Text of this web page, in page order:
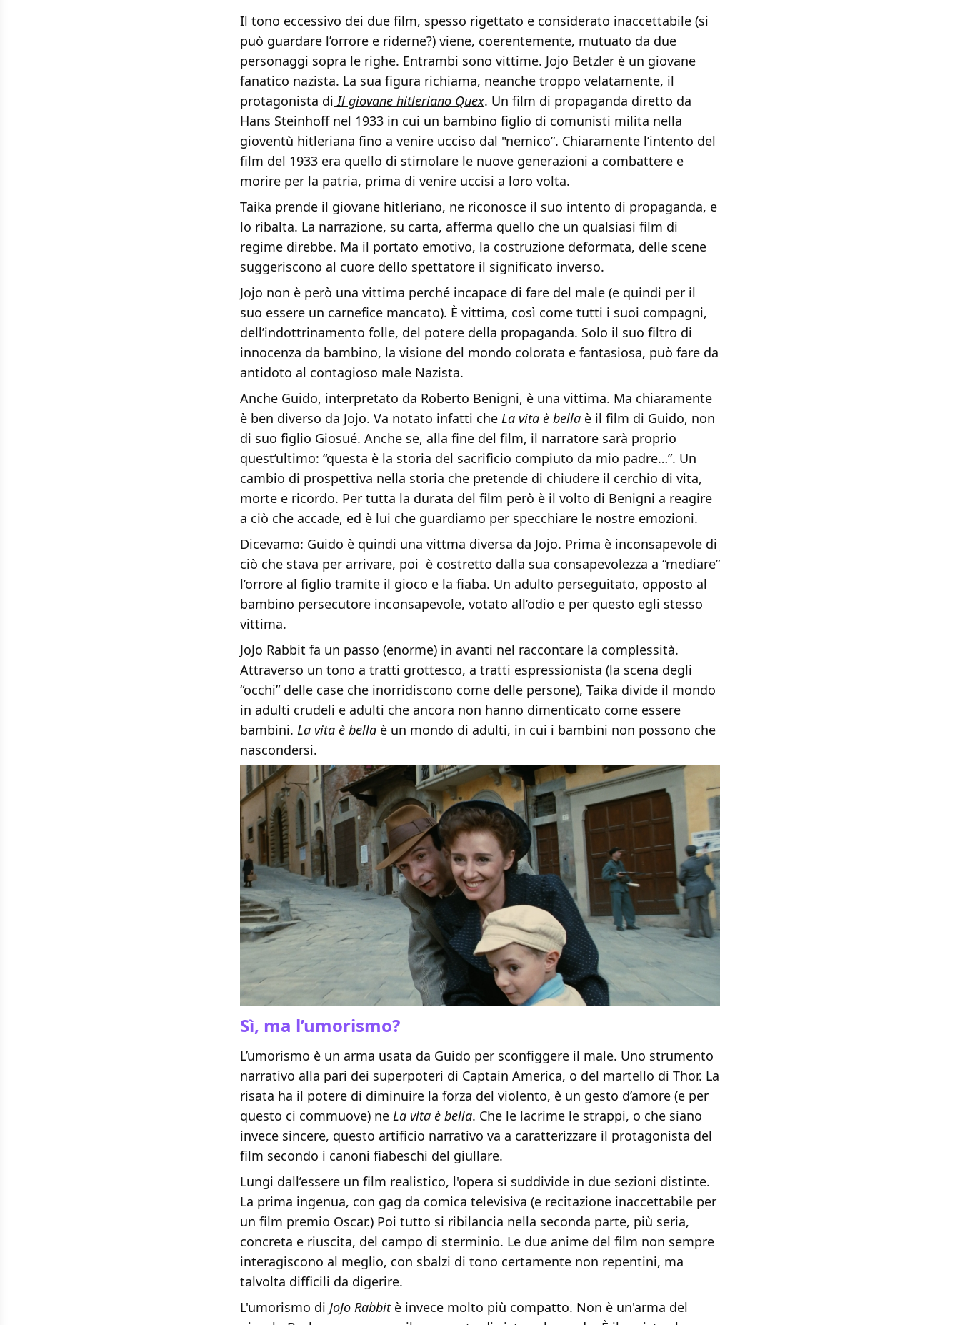
Il tono eccessivo dei due film, spesso rigettato e considerato inaccettabile (si
può guardare l’orrore e riderne?) viene, coerentemente, mutuato da due
personaggi sopra le righe. Entrambi sono vittime. Jojo Betzler è un giovane
fanatico nazista. La sua figura richiama, neanche troppo velatamente, il
protagonista di Il giovane hitleriano Quex. Un film di propaganda diretto da
Hans Steinhoff nel 1933 in cui un bambino figlio di comunisti milita nella
gioventù hitleriana fino a venire ucciso dal "nemico”. Chiaramente l’intento del
film del 1933 era quello di stimolare le nuove generazioni a combattere e
morire per la patria, prima di venire uccisi a loro volta.
Taika prende il giovane hitleriano, ne riconosce il suo intento di propaganda, e
lo ribalta. La narrazione, su carta, afferma quello che un qualsiasi film di
regime direbbe. Ma il portato emotivo, la costruzione deformata, delle scene
suggeriscono al cuore dello spettatore il significato inverso.
Jojo non è però una vittima perché incapace di fare del male (e quindi per il
suo essere un carnefice mancato). È vittima, così come tutti i suoi compagni,
dell’indottrinamento folle, del potere della propaganda. Solo il suo filtro di
innocenza da bambino, la visione del mondo colorata e fantasiosa, può fare da
antidoto al contagioso male Nazista.
Anche Guido, interpretato da Roberto Benigni, è una vittima. Ma chiaramente
è ben diverso da Jojo. Va notato infatti che La vita è bella è il film di Guido, non
di suo figlio Giosué. Anche se, alla fine del film, il narratore sarà proprio
quest’ultimo: “questa è la storia del sacrificio compiuto da mio padre…”. Un
cambio di prospettiva nella storia che pretende di chiudere il cerchio di vita,
morte e ricordo. Per tutta la durata del film però è il volto di Benigni a reagire
a ciò che accade, ed è lui che guardiamo per specchiare le nostre emozioni.
Dicevamo: Guido è quindi una vittma diversa da Jojo. Prima è inconsapevole di
ciò che stava per arrivare, poi è costretto dalla sua consapevolezza a “mediare”
l’orrore al figlio tramite il gioco e la fiaba. Un adulto perseguitato, opposto al
bambino persecutore inconsapevole, votato all’odio e per questo egli stesso
vittima.
JoJo Rabbit fa un passo (enorme) in avanti nel raccontare la complessità.
Attraverso un tono a tratti grottesco, a tratti espressionista (la scena degli
“occhi” delle case che inorridiscono come delle persone), Taika divide il mondo
in adulti crudeli e adulti che ancora non hanno dimenticato come essere
bambini. La vita è bella è un mondo di adulti, in cui i bambini non possono che
nascondersi.
Sì, ma l’umorismo?
L’umorismo è un arma usata da Guido per sconfiggere il male. Uno strumento
narrativo alla pari dei superpoteri di Captain America, o del martello di Thor. La
risata ha il potere di diminuire la forza del violento, è un gesto d’amore (e per
questo ci commuove) ne La vita è bella. Che le lacrime le strappi, o che siano
invece sincere, questo artificio narrativo va a caratterizzare il protagonista del
film secondo i canoni fiabeschi del giullare.
Lungi dall’essere un film realistico, l'opera si suddivide in due sezioni distinte.
La prima ingenua, con gag da comica televisiva (e recitazione inaccettabile per
un film premio Oscar.) Poi tutto si ribilancia nella seconda parte, più seria,
concreta e riuscita, del campo di sterminio. Le due anime del film non sempre
interagiscono al meglio, con sbalzi di tono certamente non repentini, ma
talvolta difficili da digerire.
L'umorismo di JoJo Rabbitè invece molto più compatto. Non è un'arma del